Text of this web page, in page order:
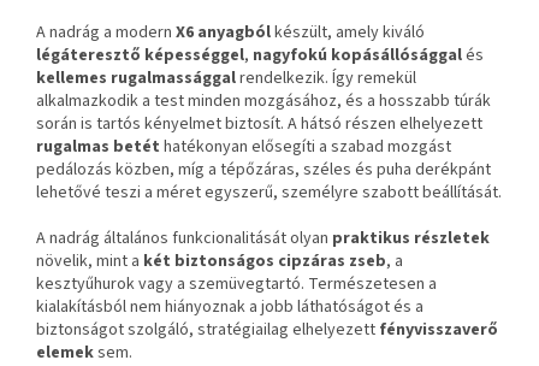
A nadrág a modern X6 anyagbólkészült, amely kiváló
légáteresztő képességgel, nagyfokú kopásállósággalés
kellemes rugalmassággalrendelkezik. Így remekül
alkalmazkodik a test minden mozgásához, és a hosszabb túrák
során is tartós kényelmet biztosít. A hátsó részen elhelyezett
rugalmas betét hatékonyan elősegíti a szabad mozgást
pedálozás közben, míg a tépőzáras, széles és puha derékpánt
lehetővé teszi a méret egyszerű, személyre szabott beállítását.
A nadrág általános funkcionalitását olyan praktikus részletek
növelik, mint a két biztonságos cipzáras zseb, a
kesztyűhurok vagy a szemüvegtartó. Természetesen a
kialakításból nem hiányoznak a jobb láthatóságot és a
biztonságot szolgáló, stratégiailag elhelyezett fényvisszaverő
elemeksem.